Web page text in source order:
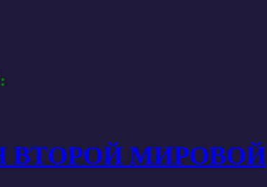
ВТОРОЙ МИРОВОЙ